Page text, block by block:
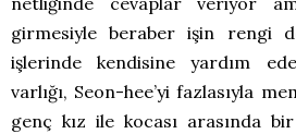
girmesiyle beraber işin rengi
işlerinde kendisine yardım
varlığı, Seon-hee’yi fazlasıyla
genç kız ile kocası arasında